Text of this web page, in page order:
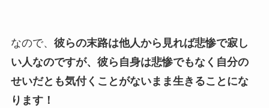
なので、 彼らの末路は他人から見れば悲惨で寂し
い人なのですが、彼ら自身は悲惨でもなく自分の
せいだとも気付くことがないまま生きることにな
ります！